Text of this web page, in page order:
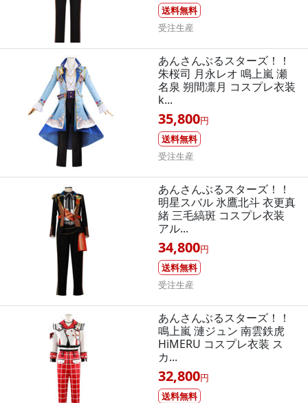
送料無料
受注生産
あんさんぶるスターズ！！
朱桜司 月永レオ 鳴上嵐 瀬
名泉 朔間凛月 コスプレ衣装
k...
35,800円
送料無料
受注生産
あんさんぶるスターズ！！
明星スバル 氷鷹北斗 衣更真
緒 三毛縞斑 コスプレ衣装
アル...
34,800円
送料無料
受注生産
あんさんぶるスターズ！！
鳴上嵐 漣ジュン 南雲鉄虎
HiMERU コスプレ衣装 ス
カ...
32,800円
送料無料